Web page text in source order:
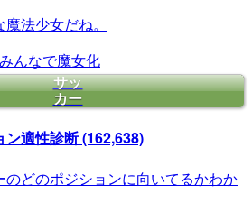
法少女だね。
みんなで魔女化
サッ
カー
ン適性診断(162,638)
のどのポジションに向いてるかわか